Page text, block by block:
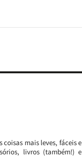
coisas mais leves, fáceis e
livros (também!) e